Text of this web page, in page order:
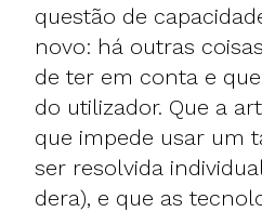
questão de
novo: há outras
de ter em conta e
do utilizador. Que a
que impede usar um
ser resolvida
dera), e que as